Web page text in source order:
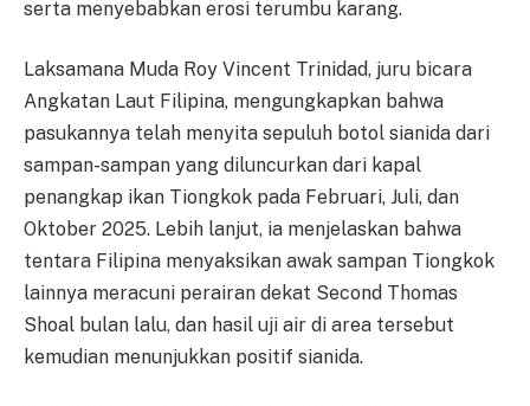
serta menyebabkan erosi terumbu karang.
Laksamana Muda Roy Vincent Trinidad, juru bicara
Angkatan Laut Filipina, mengungkapkan bahwa
pasukannya telah menyita sepuluh botol sianida dari
sampan-sampan yang diluncurkan dari kapal
penangkap ikan Tiongkok pada Februari, Juli, dan
Oktober 2025. Lebih lanjut, ia menjelaskan bahwa
tentara Filipina menyaksikan awak sampan Tiongkok
lainnya meracuni perairan dekat Second Thomas
Shoal bulan lalu, dan hasil uji air di area tersebut
kemudian menunjukkan positif sianida.